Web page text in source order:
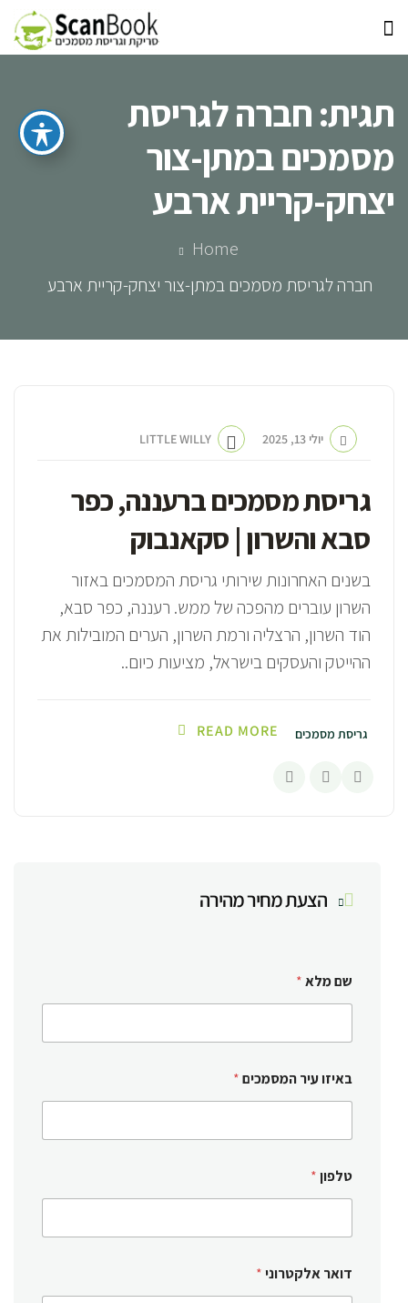
תגית:חברה לגריסת
מסמכים במתן-צור
יצחק-קריית ארבע
Home
חברה לגריסת מסמכים במתן-צור יצחק-קריית ארבע
גריסת מסמכים ברעננה, כפר
סבא והשרון | סקאנבוק
יולי 13, 2025 LITTLE WILLY
בשנים האחרונות שירותי גריסת המסמכים באזור
השרון עוברים מהפכה של ממש. רעננה, כפר סבא,
הוד השרון, הרצליה ורמת השרון, הערים המובילות את
ההייטק והעסקים בישראל, מציעות כיום..
גריסת מסמכים READ MORE
הצעת מחיר מהירה
שם מלא*
באיזו עיר המסמכים*
טלפון*
דואר אלקטרוני*